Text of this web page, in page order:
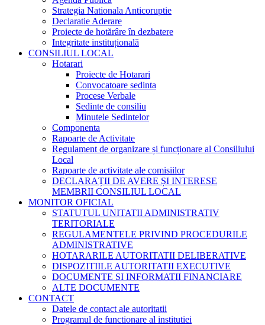
Strategia Nationala Anticoruptie
Declaratie Aderare
Proiecte de hotărâre în dezbatere
Integritate instituțională
CONSILIUL LOCAL
Hotarari
Proiecte de Hotarari
Convocatoare sedinta
Procese Verbale
Sedinte de consiliu
Minutele Sedintelor
Componenta
Rapoarte de Activitate
Regulament de organizare și funcționare al Consiliului
Local
Rapoarte de activitate ale comisiilor
DECLARAȚII DE AVERE ȘI INTERESE
MEMBRII CONSILIUL LOCAL
MONITOR OFICIAL
STATUTUL UNITATII ADMINISTRATIV
TERITORIALE
REGULAMENTELE PRIVIND PROCEDURILE
ADMINISTRATIVE
HOTARARILE AUTORITATII DELIBERATIVE
DISPOZITIILE AUTORITATII EXECUTIVE
DOCUMENTE SI INFORMATII FINANCIARE
ALTE DOCUMENTE
CONTACT
Datele de contact ale autoritatii
Programul de functionare al institutiei